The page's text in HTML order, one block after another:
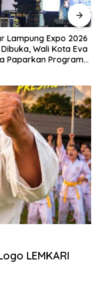
Lampung Expo 2026
Wali Kota Eva
Paparkan Program
LEMKARI